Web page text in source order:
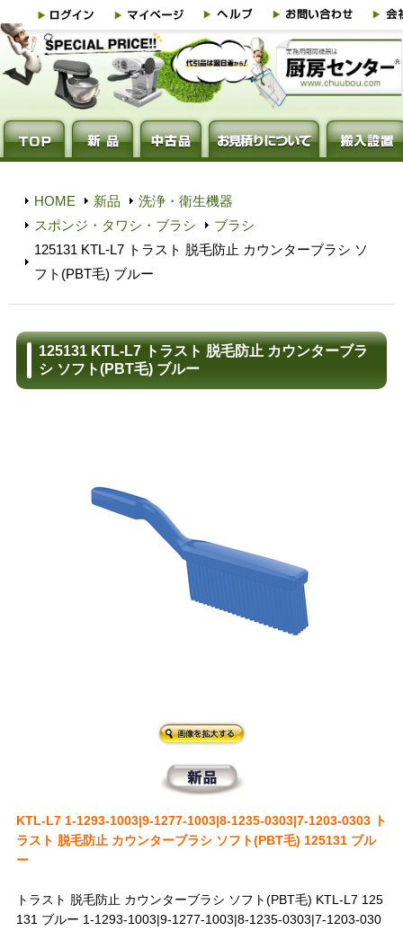
HOME 新品
洗浄・衛生機器
スポンジ・タワシ・ブラシ
ブラシ
125131 KTL-L7 トラスト 脱毛防止 カウンターブラシ ソ
フト(PBT毛) ブルー
125131 KTL-L7 トラスト 脱毛防止 カウンターブラ
シ ソフト(PBT毛) ブルー
KTL-L7 1-1293-1003|9-1277-1003|8-1235-0303|7-1203-0303 ト
ラスト 脱毛防止 カウンターブラシ ソフト(PBT毛) 125131 ブル
ー
トラスト 脱毛防止 カウンターブラシ ソフト(PBT毛) KTL-L7 125
131 ブルー 1-1293-1003|9-1277-1003|8-1235-0303|7-1203-030